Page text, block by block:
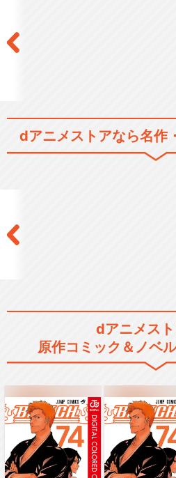
キン
キン
キン
dアニメストアなら名作
dアニメス
原作コミック＆ノベ